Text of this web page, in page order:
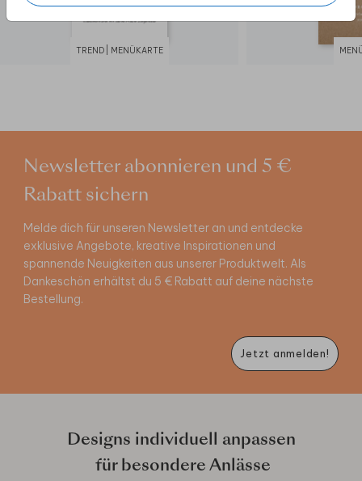
TREND | MENÜKARTE
Newsletter abonnieren und 5 €
Rabatt sichern
Melde dich für unseren Newsletter an und entdecke
exklusive Angebote, kreative Inspirationen und
spannende Neuigkeiten aus unserer Produktwelt. Als
Dankeschön erhältst du 5 € Rabatt auf deine nächste
Bestellung.
Jetzt anmelden!
Designs individuell anpassen
für besondere Anlässe